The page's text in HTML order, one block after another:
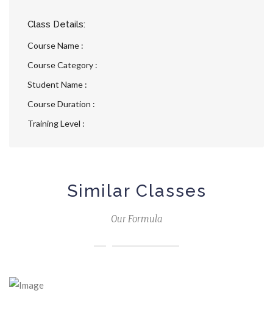
Class Details:
Course Name :
Course Category :
Student Name :
Course Duration :
Training Level :
Similar Classes
Our Formula